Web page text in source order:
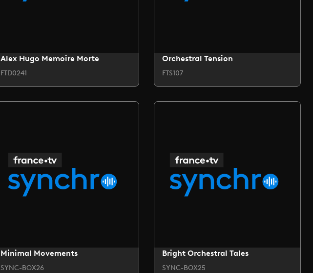
Alex Hugo Memoire Morte
FTD0241
Orchestral Tension
FTS107
Minimal Movements
SYNC-BOX26
Bright Orchestral Tales
SYNC-BOX25